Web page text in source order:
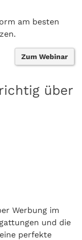
am besten
Zum Webinar
über
Werbung im
und die
perfekte